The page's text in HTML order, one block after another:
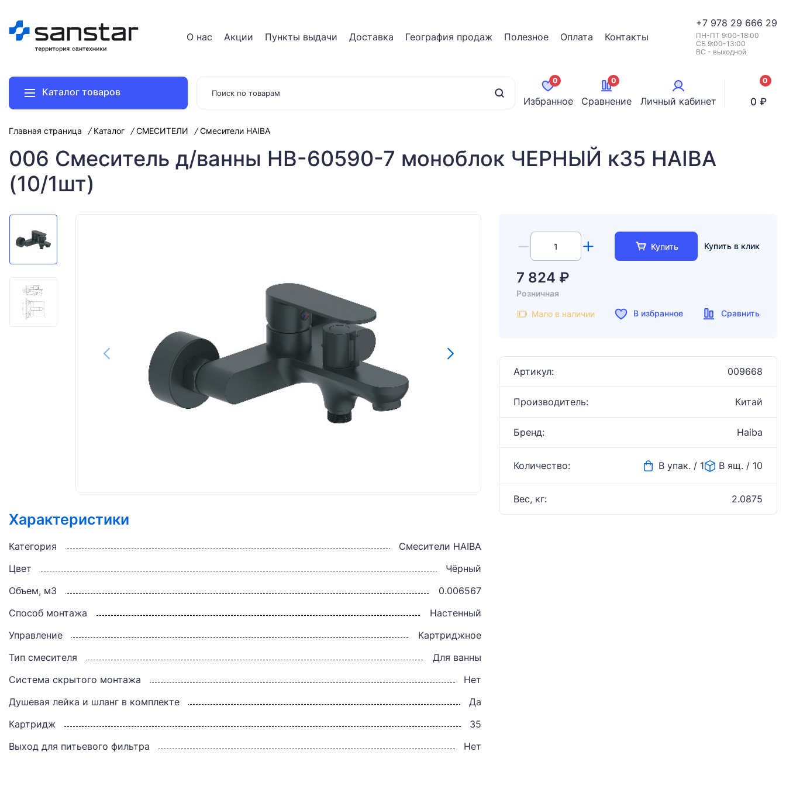
О нас Акции Пункты выдачи Доставка География продаж Полезное Оплата Контакты
+7 978 29 666 29
ПН-ПТ 9:00-18:00
СБ 9:00-13:00
ВС - выходной
Каталог товаров
0
Избранное
0
Сравнение Личный кабинет
0
0 ₽
Главная страница Каталог СМЕСИТЕЛИ Смесители HAIBA
006 Смеситель д/ванны HB-60590-7 моноблок ЧЕРНЫЙ к35 HAIBA
(10/1шт)
Характеристики
Категория
Смесители HAIBA
Цвет
Чёрный
Объем, м3
0.006567
Способ монтажа
Настенный
Управление
Картриджное
Тип смесителя
Для ванны
Система скрытого монтажа
Нет
Душевая лейка и шланг в комплекте
Да
Картридж
35
Выход для питьевого фильтра
Нет
Купить Купить в клик
7 824 ₽
Розничная
Мало в наличии В избранное Сравнить
Артикул: 009668
Производитель: Китай
Бренд: Haiba
Количество: В упак. / 1 В ящ. / 10
Вес, кг: 2.0875